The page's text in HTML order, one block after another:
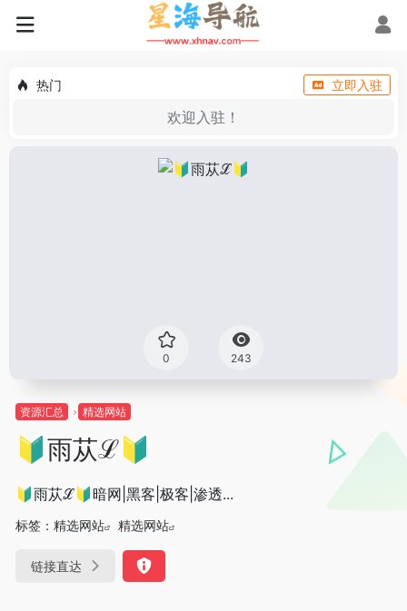
热门 立即入驻
欢迎入驻！
0 243
资源汇总 精选网站
🔰雨苁ℒ🔰
🔰雨苁ℒ🔰暗网|黑客|极客|渗透...
标签： 精选网站 精选网站
链接直达